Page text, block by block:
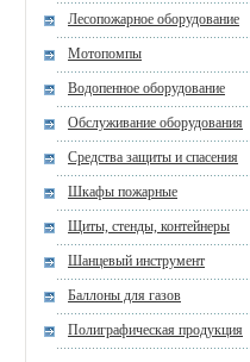
Лесопожарное оборудование
Мотопомпы
Водопенное оборудование
Обслуживание оборудования
Средства защиты и спасения
Шкафы пожарные
Щиты, стенды, контейнеры
Шанцевый инструмент
Баллоны для газов
Полиграфическая продукция